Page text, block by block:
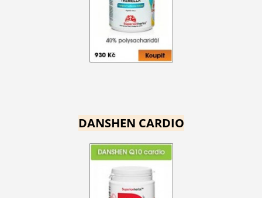
DANSHEN CARDIO